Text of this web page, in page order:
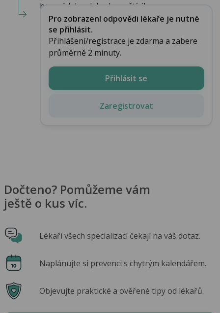
bez mýdel, pak bych navštívil...
Pro zobrazení odpovědi lékaře je nutné
se přihlásit.
Přihlášení/registrace je zdarma a zabere
průměrně 2 minuty.
Přihlásit se
Zaregistrovat
Dočteno? Pomůžeme vám
ještě o kus víc.
Lékaři všech specializací čekají na váš dotaz.
Naplánujte si prevenci s chytrým kalendářem.
Objevujte praktické a ověřené tipy od lékařů.